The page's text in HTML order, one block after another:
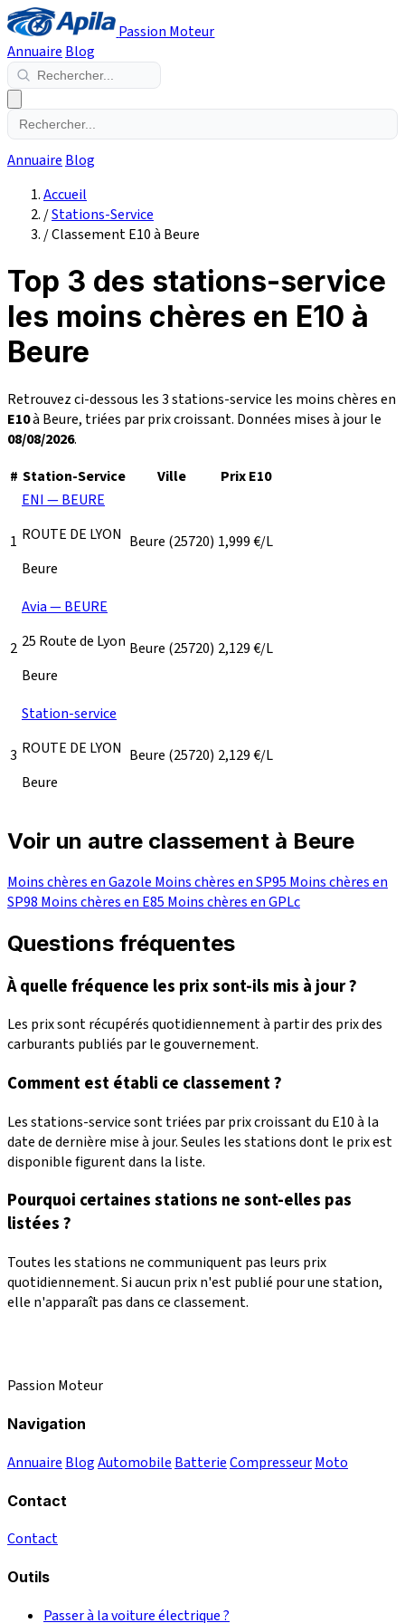
Passion Moteur
Annuaire Blog
Annuaire Blog
Accueil
/Stations-Service
/Classement E10 à Beure
Top 3 des stations-service
les moins chères en E10 à
Beure
Retrouvez ci-dessous les 3 stations-service les moins chères en
E10à Beure, triées par prix croissant. Données mises à jour le
08/08/2026.
# Station-Service Ville Prix E10
1
ENI — BEURE
ROUTE DE LYON
Beure
Beure (25720) 1,999€/L
2
Avia — BEURE
25 Route de Lyon
Beure
Beure (25720) 2,129€/L
3
Station-service
ROUTE DE LYON
Beure
Beure (25720) 2,129€/L
Voir un autre classement à Beure
Moins chères en Gazole Moins chères en SP95 Moins chères en
SP98 Moins chères en E85 Moins chères en GPLc
Questions fréquentes
À quelle fréquence les prix sont-ils mis à jour ?
Les prix sont récupérés quotidiennement à partir des prix des
carburants publiés par le gouvernement.
Comment est établi ce classement ?
Les stations-service sont triées par prix croissant du E10 à la
date de dernière mise à jour. Seules les stations dont le prix est
disponible figurent dans la liste.
Pourquoi certaines stations ne sont-elles pas
listées ?
Toutes les stations ne communiquent pas leurs prix
quotidiennement. Si aucun prix n'est publié pour une station,
elle n'apparaît pas dans ce classement.
Passion Moteur
Navigation
Annuaire BlogAutomobile BatterieCompresseurMoto
Contact
Contact
Outils
Passer à la voiture électrique ?